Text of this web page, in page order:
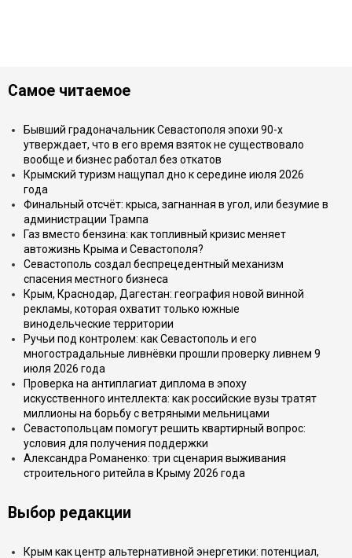
Самое читаемое
Бывший градоначальник Севастополя эпохи 90-х
утверждает, что в его время взяток не существовало
вообще и бизнес работал без откатов
Крымский туризм нащупал дно к середине июля 2026
года
Финальный отсчёт: крыса, загнанная в угол, или безумие в
администрации Трампа
Газ вместо бензина: как топливный кризис меняет
автожизнь Крыма и Севастополя?
Севастополь создал беспрецедентный механизм
спасения местного бизнеса
Крым, Краснодар, Дагестан: география новой винной
рекламы, которая охватит только южные
винодельческие территории
Ручьи под контролем: как Севастополь и его
многострадальные ливнёвки прошли проверку ливнем 9
июля 2026 года
Проверка на антиплагиат диплома в эпоху
искусственного интеллекта: как российские вузы тратят
миллионы на борьбу с ветряными мельницами
Севастопольцам помогут решить квартирный вопрос:
условия для получения поддержки
Александра Романенко: три сценария выживания
строительного ритейла в Крыму 2026 года
Выбор редакции
Крым как центр альтернативной энергетики: потенциал,